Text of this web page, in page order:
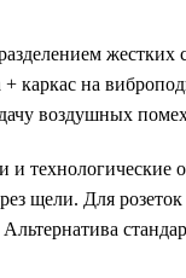
+ каркас на
воздушных
и
щели. Для